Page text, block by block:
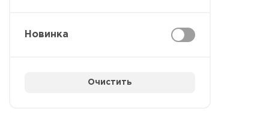
Новинка
Очистить